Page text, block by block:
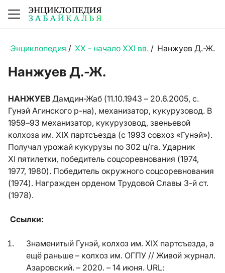
Энциклопедия / XX - начало XXI вв. / Нанжуев Д.-Ж.
Нанжуев Д.-Ж.
НАНЖУЕВ Дамдин-Жаб (11.10.1943 – 20.6.2005, с.
Гунэй Агинского р-на), механизатор, кукурузовод. В
1959–93 механизатор, кукурузовод, звеньевой
колхоза им. XIX партсъезда (с 1993 совхоз «Гунэй»).
Получал урожай кукурузы по 302 ц/га. Ударник
XI пятилетки, победитель соцсоревнования (1974,
1977, 1980). Победитель окружного соцсоревнования
(1974). Награжден орденом Трудовой Славы 3-й ст.
(1978).
Ссылки:
Знаменитый Гунэй, колхоз им. XIX партсъезда, а
ещё раньше – колхоз им. ОГПУ // Живой журнал.
Азаровский. – 2020. – 14 июня. URL: